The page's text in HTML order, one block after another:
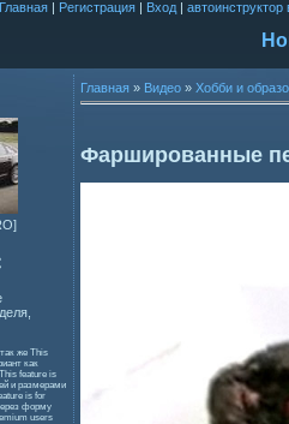
Главная| Регистрация| Вход| автоинструктор
же This
как
This feature is
и размерами
is for
форму
users
Главная » Видео » Хобби и
Фаршированные